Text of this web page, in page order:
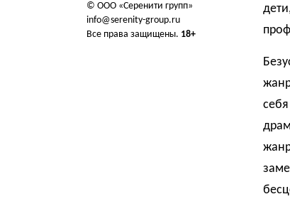
© ООО «Серенити групп»
info@serenity-group.ru
Все права защищены. 18+